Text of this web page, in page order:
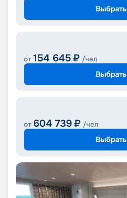
Выбрать
от 154 645 ₽ /чел
Выбрать
от 604 739 ₽ /чел
Выбрать